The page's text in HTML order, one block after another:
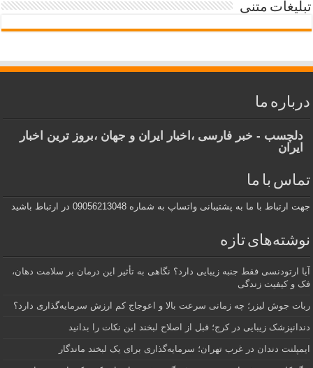
تبلیغات متنی
درباره ما
دلچسب - خبر فارسی ،اخبار ایران و جهان ،بروز ترین اخبار
ایران
تماس با ما
جهت ارتباط با ما به پشتیبانی واتساپ به شماره 09056213048 در ارتباط باشید
نوشته‌های تازه
آیا ارتودنسی فقط جنبه زیبایی دارد؟ نگاهی به تأثیر این درمان بر سلامت دهان،
فک و کیفیت زندگی
ربات جوش لیزر؛ چه زمانی سرعت بالا و اعوجاج کم ارزش سرمایه‌گذاری دارد؟
دندانپزشک زیبایی در کرج؛ قبل از اصلاح لبخند این نکات را بدانید
ایمپلنت دندان در غرب تهران؛ سرمایه‌گذاری برای یک لبخند ماندگار